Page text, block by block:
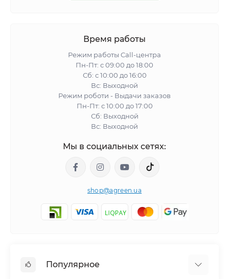
Время работы
Режим работы Call-центра
Пн-Пт: с 09:00 до 18:00
Сб: с 10:00 до 16:00
Вс: Выходной
Режим роботи - Выдачи заказов
Пн-Пт: с 10:00 до 17:00
Сб: Выходной
Вс: Выходной
Мы в социальных сетях:
shop@agreen.ua
Популярное